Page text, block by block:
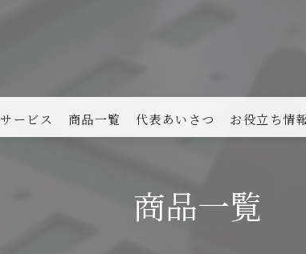
サービス 商品一覧 代表あいさつ お役立ち情
商品一覧